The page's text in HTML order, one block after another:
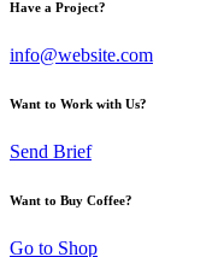
Have a Project?
info@website.com
Want to Work with Us?
Send Brief
Want to Buy Coffee?
Go to Shop